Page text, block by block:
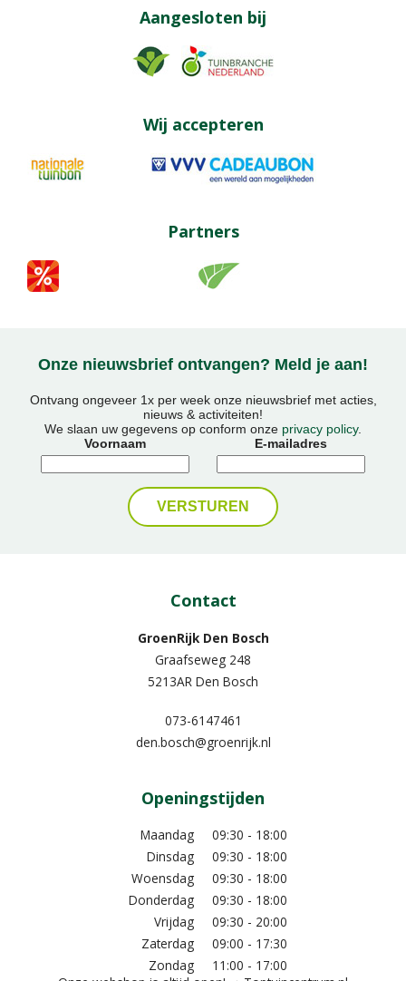
Aangesloten bij
Wij accepteren
Partners
Onze nieuwsbrief ontvangen? Meld je aan!
Ontvang ongeveer 1x per week onze nieuwsbrief met acties,
nieuws & activiteiten!
We slaan uw gegevens op conform onze privacy policy.
Voornaam
E-mailadres
Contact
GroenRijk Den Bosch
Graafseweg 248
5213AR Den Bosch
073-6147461
den.bosch@groenrijk.nl
Openingstijden
Maandag
09:30 - 18:00
Dinsdag
09:30 - 18:00
Woensdag
09:30 - 18:00
Donderdag
09:30 - 18:00
Vrijdag
09:30 - 20:00
Zaterdag
09:00 - 17:30
Zondag
11:00 - 17:00